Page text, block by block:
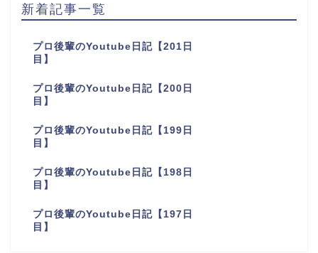
新着記事一覧
プロ後輩のYoutube日記【201日
目】
プロ後輩のYoutube日記【200日
目】
プロ後輩のYoutube日記【199日
目】
プロ後輩のYoutube日記【198日
目】
プロ後輩のYoutube日記【197日
目】